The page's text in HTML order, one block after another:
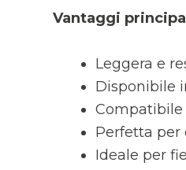
Vantaggi
Leggera e
Disponibile
Compatibile
Perfetta per
Ideale per